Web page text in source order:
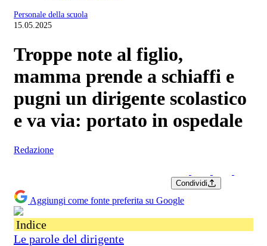
Personale della scuola
15.05.2025
Troppe note al figlio,
mamma prende a schiaffi e
pugni un dirigente scolastico
e va via: portato in ospedale
Redazione
Condividi
Aggiungi come fonte preferita su Google
Indice
Le parole del dirigente